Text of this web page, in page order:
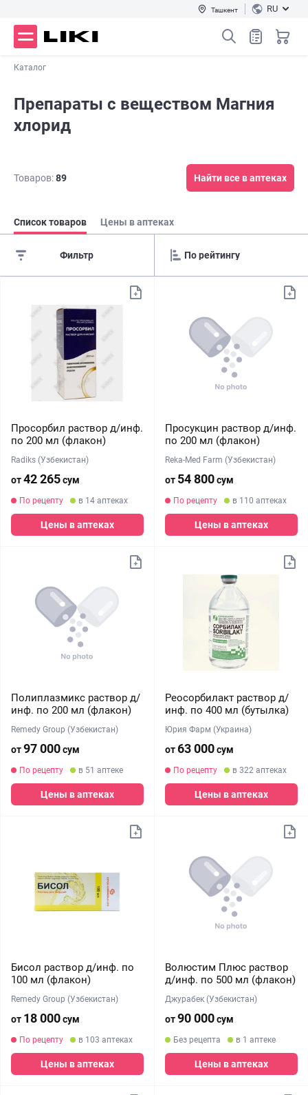
Ташкент RU
Каталог
Препараты с веществом Магния
хлорид
Товаров:89 Найти все в аптеках
Список товаров Цены в аптеках
Фильтр
Просорбил раствор д/инф.
по 200 мл (флакон)
Radiks (Узбекистан)
от42 265сум
По рецепту в 14 аптеках
Цены в аптеках
Просукцин раствор д/инф.
по 200 мл (флакон)
Reka-Med Farm (Узбекистан)
от 54 800сум
По рецепту в 110 аптеках
Цены в аптеках
Полиплазмикс раствор д/
инф. по 200 мл (флакон)
Remedy Group (Узбекистан)
от97 000сум
По рецепту в 51 аптеке
Цены в аптеках
Реосорбилакт раствор д/
инф. по 400 мл (бутылка)
Юрия Фарм (Украина)
от63 000сум
По рецепту в 322 аптеках
Цены в аптеках
Бисол раствор д/инф. по
100 мл (флакон)
Remedy Group (Узбекистан)
от 18 000сум
По рецепту в 103 аптеках
Цены в аптеках
Волюстим Плюс раствор
д/инф. по 500 мл (флакон)
Джурабек (Узбекистан)
от90 000сум
Без рецепта в 1 аптеке
Цены в аптеках